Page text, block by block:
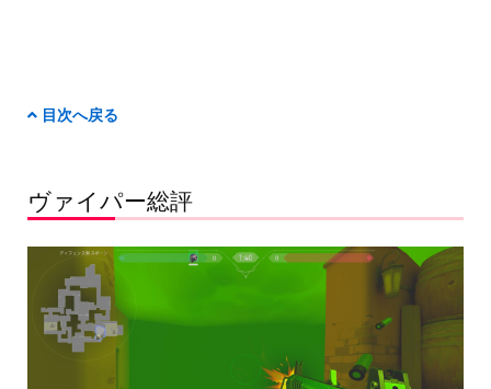
目次へ戻る
ヴァイパー総評